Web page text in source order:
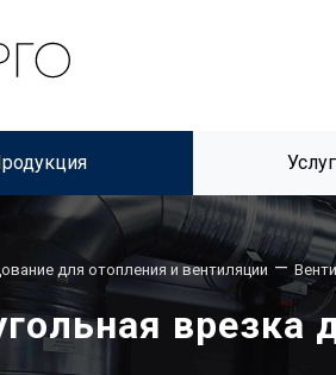
для отопления и вентиляции —
врезка